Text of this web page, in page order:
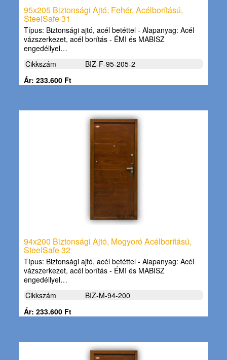
95x205 Biztonsági Ajtó, Fehér, Acélborítású,
SteelSafe 31
Típus: Biztonsági ajtó, acél betéttel - Alapanyag: Acél
vázszerkezet, acél borítás - ÉMI és MABISZ
engedéllyel…
Cikkszám
BIZ-F-95-205-2
Ár: 233.600 Ft
94x200 Biztonsági Ajtó, Mogyoró Acélborítású,
SteelSafe 32
Típus: Biztonsági ajtó, acél betéttel - Alapanyag: Acél
vázszerkezet, acél borítás - ÉMI és MABISZ
engedéllyel…
Cikkszám
BIZ-M-94-200
Ár: 233.600 Ft